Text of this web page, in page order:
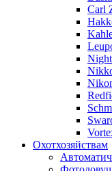
Carl
Охотхозяйствам